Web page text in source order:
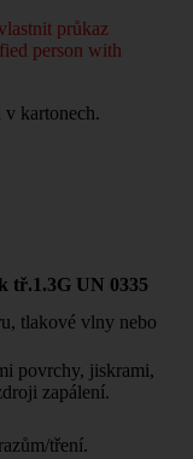
průkaz
person with
v kartonech.
tř.1.3G UN 0335
tlakové vlny nebo
povrchy, jiskrami,
zapálení.
tření.